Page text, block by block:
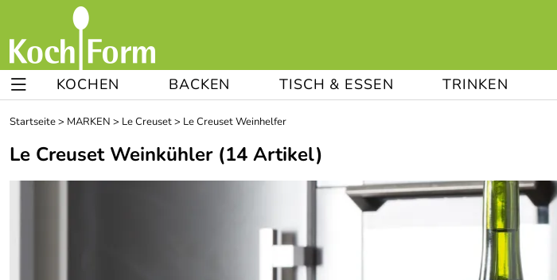
KOCHEN BACKEN TISCH & ESSEN TRINKEN
Startseite> MARKEN > Le Creuset> Le Creuset Weinhelfer
Le Creuset Weinkühler(14 Artikel)